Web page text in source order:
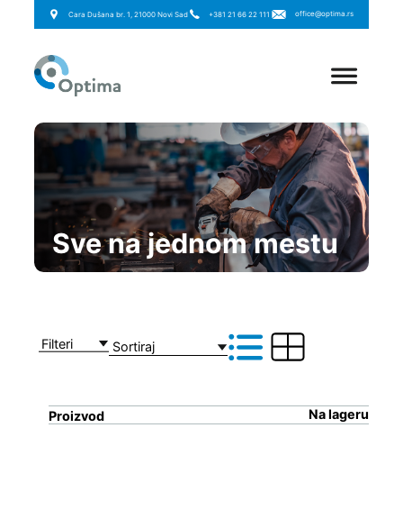
Cara Dušana br. 1, 21000 Novi Sad +381 21 66 22 111 office@optima.rs
Sve na jednom mestu
Filteri
Proizvod Na lageru